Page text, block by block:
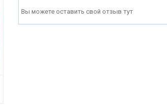
Вы можете оставить свой отзыв тут